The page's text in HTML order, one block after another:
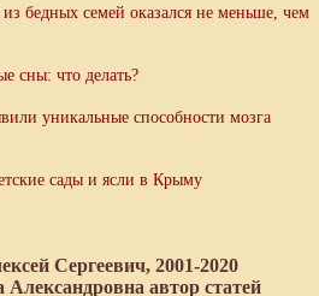
бедных семей оказался не меньше, чем
сны: что делать?
уникальные способности мозга
сады и ясли в Крыму
Сергеевич, 2001-2020
автор статей